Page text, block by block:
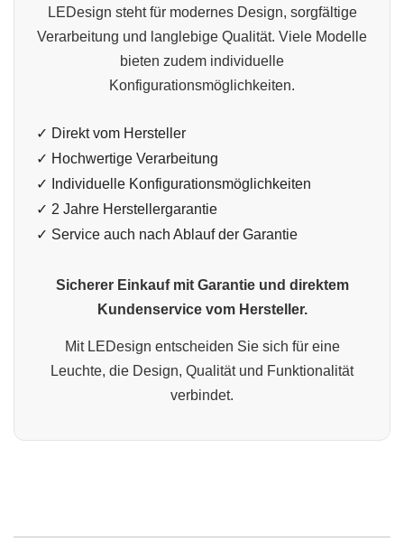
LEDesign steht für modernes Design, sorgfältige
Verarbeitung und langlebige Qualität. Viele Modelle
bieten zudem individuelle
Konfigurationsmöglichkeiten.
✓ Direkt vom Hersteller
✓ Hochwertige Verarbeitung
✓ Individuelle Konfigurationsmöglichkeiten
✓ 2 Jahre Herstellergarantie
✓ Service auch nach Ablauf der Garantie
Sicherer Einkauf mit Garantie und direktem
Kundenservice vom Hersteller.
Mit LEDesign entscheiden Sie sich für eine
Leuchte, die Design, Qualität und Funktionalität
verbindet.